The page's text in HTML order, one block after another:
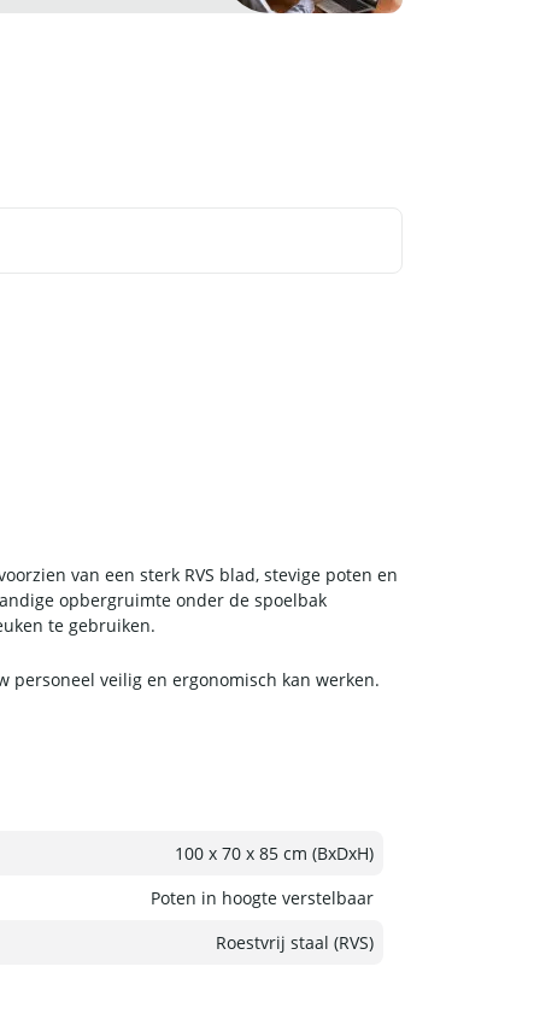
van een sterk RVS blad, stevige poten en
opbergruimte onder de spoelbak
te gebruiken.
veilig en ergonomisch kan werken.
100 x 70 x 85 cm (BxDxH)
Poten in hoogte verstelbaar
Roestvrij staal (RVS)